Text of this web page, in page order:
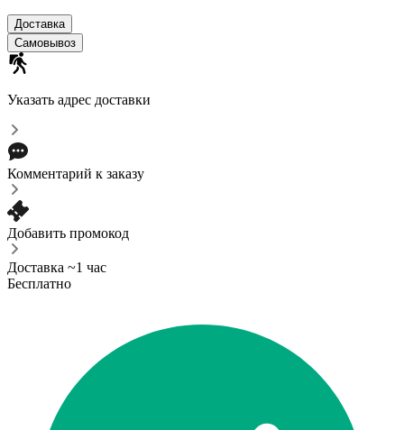
Доставка
Самовывоз
Указать адрес доставки
Комментарий к заказу
Добавить промокод
Доставка ~1 час
Бесплатно